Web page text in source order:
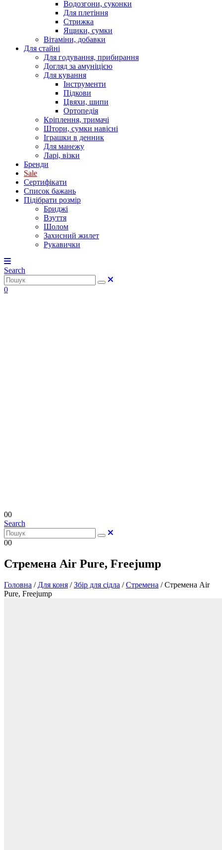
Водозгони, суконки
Для плетіння
Стрижка
Ящики, сумки
Вітаміни, добавки
Для стайні
Для годування, прибирання
Догляд за амуніцією
Для кування
Інструменти
Підкови
Цвяхи, шипи
Ортопедія
Кріплення, тримачі
Штори, сумки навісні
Іграшки в денник
Для манежу
Ларі, візки
Бренди
Sale
Сертифікати
Список бажань
Підібрати розмір
Бриджі
Взуття
Шолом
Захисний жилет
Рукавички
Search
0
00
Search
00
Стремена Air Pure, Freejump
Головна / Для коня /Збір для сідла /Стремена /Стремена Air
Pure, Freejump